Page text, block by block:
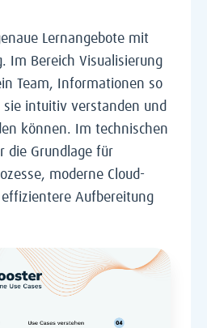
Lernangebote mit
Im Bereich Visualisierung
Team, Informationen so
sie intuitiv verstanden und
können. Im technischen
die Grundlage für
moderne Cloud-
Aufbereitung